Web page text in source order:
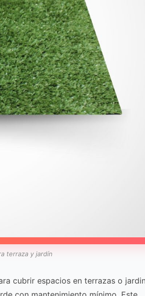
terraza y jardín
cubrir espacios en terrazas o